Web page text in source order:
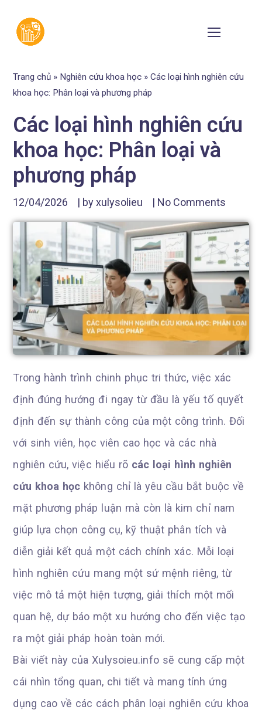
Trang chủ » Nghiên cứu khoa học »Các loại hình nghiên cứu
khoa học: Phân loại và phương pháp
Các loại hình nghiên cứu
khoa học: Phân loại và
phương pháp
12/04/2026 | byxulysolieu | No Comments
Trong hành trình chinh phục tri thức, việc xác
định đúng hướng đi ngay từ đầu là yếu tố quyết
định đến sự thành công của một công trình. Đối
với sinh viên, học viên cao học và các nhà
nghiên cứu, việc hiểu rõ các loại hình nghiên
cứu khoa học không chỉ là yêu cầu bắt buộc về
mặt phương pháp luận mà còn là kim chỉ nam
giúp lựa chọn công cụ, kỹ thuật phân tích và
diễn giải kết quả một cách chính xác. Mỗi loại
hình nghiên cứu mang một sứ mệnh riêng, từ
việc mô tả một hiện tượng, giải thích một mối
quan hệ, dự báo một xu hướng cho đến việc tạo
ra một giải pháp hoàn toàn mới.
Bài viết này của Xulysoieu.info sẽ cung cấp một
cái nhìn tổng quan, chi tiết và mang tính ứng
dụng cao về các cách phân loại nghiên cứu khoa